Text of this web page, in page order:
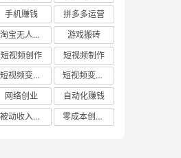
手机赚钱
拼多多运营
淘宝无人直播
游戏搬砖
短视频创作
短视频制作
短视频变现技巧
短视频变现方法
网络创业
自动化赚钱
被动收入项目 零成本创业项目